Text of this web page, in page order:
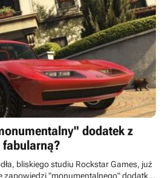
dodatek z
bliskiego studiu Rockstar Games, już
zapowiedzi "monumentalnego" dodatku